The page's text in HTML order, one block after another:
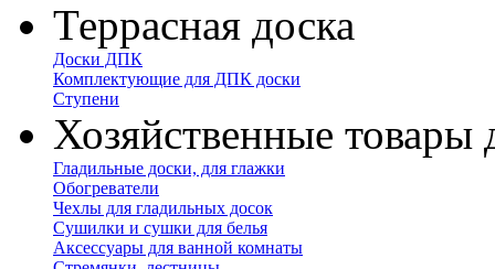
Террасная доска
Доски ДПК
Комплектующие для ДПК доски
Ступени
Хозяйственные товары
Гладильные доски, для глажки
Обогреватели
Чехлы для гладильных досок
Сушилки и сушки для белья
Аксессуары для ванной комнаты